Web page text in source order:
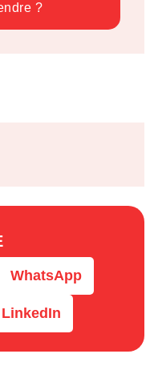
?
WhatsApp
LinkedIn